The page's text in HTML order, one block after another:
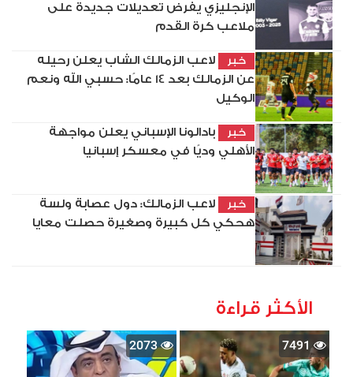
الإنجليزي يفرض تعديلات جديدة على
ملاعب كرة القدم
خبر
لاعب الزمالك الشاب يعلن رحيله
عن الزمالك بعد 14 عامًا: حسبي الله ونعم
الوكيل
خبر
بادالونا الإسباني يعلن مواجهة
الأهلي وديًا في معسكر إسبانيا
خبر
لاعب الزمالك: دول عصابة ولسة
هحكي كل كبيرة وصغيرة حصلت معايا
الأكثر قراءة
7491
2073